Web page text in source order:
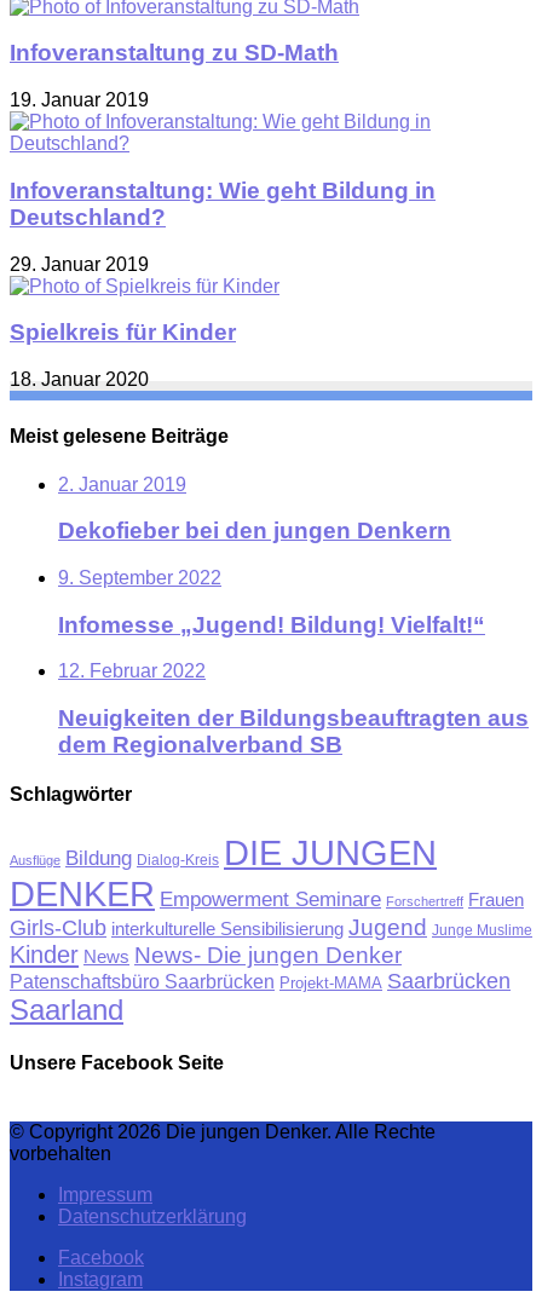
Infoveranstaltung zu SD-Math
19. Januar 2019
Infoveranstaltung: Wie geht Bildung in
Deutschland?
29. Januar 2019
Spielkreis für Kinder
18. Januar 2020
Meist gelesene Beiträge
2. Januar 2019
Dekofieber bei den jungen Denkern
9. September 2022
Infomesse „Jugend! Bildung! Vielfalt!“
12. Februar 2022
Neuigkeiten der Bildungsbeauftragten aus
dem Regionalverband SB
Schlagwörter
Ausflüge Bildung Dialog-Kreis DIE JUNGEN
DENKER Empowerment Seminare Forschertreff Frauen
Girls-Club interkulturelle Sensibilisierung Jugend Junge Muslime
Kinder News News- Die jungen Denker
Patenschaftsbüro Saarbrücken Projekt-MAMA Saarbrücken
Saarland
Unsere Facebook Seite
© Copyright 2026 Die jungen Denker. Alle Rechte
vorbehalten
Impressum
Datenschutzerklärung
Facebook
Instagram